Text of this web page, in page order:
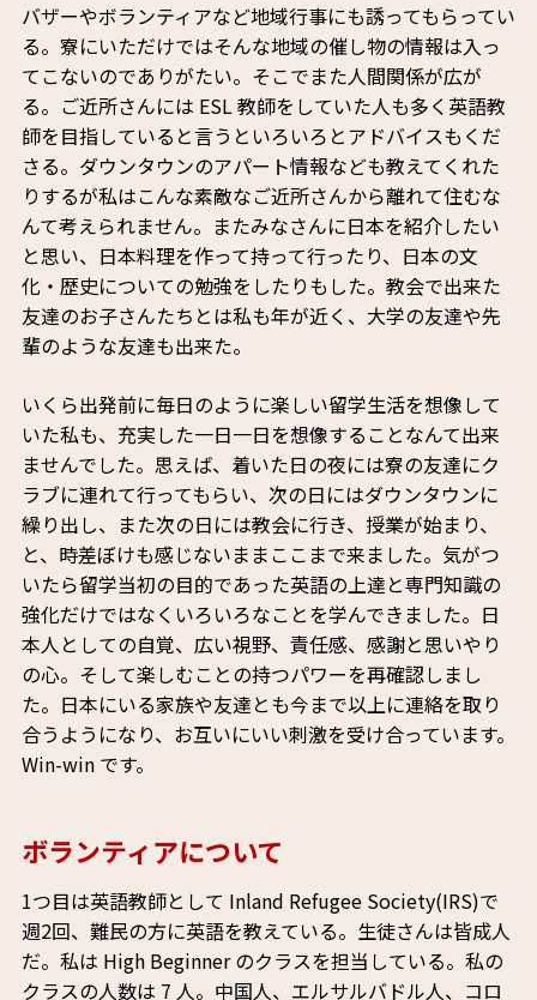
バザーやボランティアなど地域行事にも誘ってもらってい
る。寮にいただけではそんな地域の催し物の情報は入っ
てこないのでありがたい。そこでまた人間関係が広が
る。ご近所さんには ESL 教師をしていた人も多く英語教
師を目指していると言うといろいろとアドバイスもくだ
さる。ダウンタウンのアパート情報なども教えてくれた
りするが私はこんな素敵なご近所さんから離れて住むな
んて考えられません。またみなさんに日本を紹介したい
と思い、日本料理を作って持って行ったり、日本の文
化・歴史についての勉強をしたりもした。教会で出来た
友達のお子さんたちとは私も年が近く、大学の友達や先
輩のような友達も出来た。
いくら出発前に毎日のように楽しい留学生活を想像して
いた私も、充実した一日一日を想像することなんて出来
ませんでした。思えば、着いた日の夜には寮の友達にク
ラブに連れて行ってもらい、次の日にはダウンタウンに
繰り出し、また次の日には教会に行き、授業が始まり、
と、時差ぼけも感じないままここまで来ました。気がつ
いたら留学当初の目的であった英語の上達と専門知識の
強化だけではなくいろいろなことを学んできました。日
本人としての自覚、広い視野、責任感、感謝と思いやり
の心。そして楽しむことの持つパワーを再確認しまし
た。日本にいる家族や友達とも今まで以上に連絡を取り
合うようになり、お互いにいい刺激を受け合っています。
Win-win です。
ボランティアについて
1つ目は英語教師として Inland Refugee Society(IRS)で
週2回、難民の方に英語を教えている。生徒さんは皆成人
だ。私は High Beginner のクラスを担当している。私の
クラスの人数は 7 人。中国人、エルサルバドル人、コロ